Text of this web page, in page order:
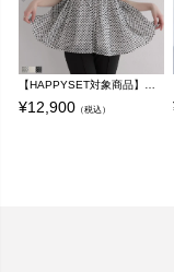
¥12,900 （税込）